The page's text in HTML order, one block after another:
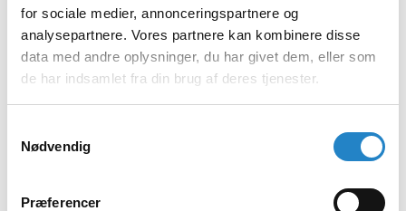
for sociale medier, annonceringspartnere og
analysepartnere. Vores partnere kan kombinere disse
data med andre oplysninger, du har givet dem, eller som
de har indsamlet fra din brug af deres tjenester.
Nødvendig
Præferencer